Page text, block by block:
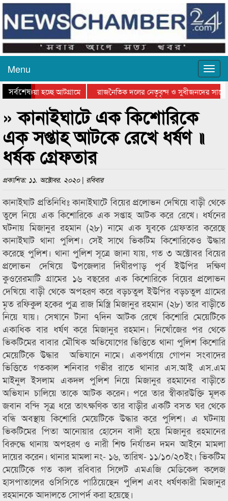
Menu
সর্বশেষ
যাওয়া হচ্ছে আটগ্রামে
রাজনৈতিক দলের নেতৃবৃন্দ ও সুধীজনদের সাথে
পুরস্কার বিতরণ সম্পন্ন
সিলেটে বাংলাদেশ গ্রুপ থিয়েটার
» কানাইঘাটে এক কিশোরিকে
এক সপ্তাহ আটকে রেখে ধর্ষণ ॥
ধর্ষক গ্রেফতার
প্রকাশিত: ১১. অক্টোবর. ২০২০ | রবিবার
কানাইঘাট প্রতিনিধিঃ কানাইঘাটে বিয়ের প্রলোভন দেখিয়ে বাড়ী থেকে
তুলে নিয়ে এক কিশোরিকে এক সপ্তাহ আটক করে রেখে। ধর্ষনের
ঘটনায় মিজানুর রহমান (২৮) নামে এক যুবকে গ্রেফতার করেছে
কানাইঘাট থানা পুলিশ। সেই সাথে ভিকটিম কিশোরিকেও উদ্ধার
করেছে পুলিশ। থানা পুলিশ সূত্রে জানা যায়, গত ৩ অক্টোবর বিয়ের
প্রলোভন দেখিয়ে উপজেলার দিঘীরপাড় পূর্ব ইউপির দক্ষিণ
কুওরেরমাটি গ্রামের ১৬ বছরের এক কিশোরিকে বিয়ের প্রলোভন
দেখিয়ে বাড়ী থেকে অপহরণ করে বড়চতুল ইউপির বড়চতুল গ্রামের
মৃত রফিকুল হকের পুত্র রাজ মিস্ত্রি মিজানুর রহমান (২৮) তার বাড়ীতে
নিয়ে যায়। সেখানে টানা ৭দিন আটক রেখে কিশোরি মেয়েটিকে
একাধিক বার ধর্ষণ করে মিজানুর রহমান। নিখোঁজের পর থেকে
ভিকটিমের বাবার মৌখিক অভিযোগের ভিত্তিতে থানা পুলিশ কিশোরি
মেয়েটিকে উদ্ধার অভিযানে নামে। একপর্যায়ে গোপন সংবাদের
ভিত্তিতে গতকাল শনিবার গভীর রাতে থানার এস.আই এস.এম
মাইনুল ইসলাম একদল পুলিশ নিয়ে মিজানুর রহমানের বাড়ীতে
অভিযান চালিয়ে তাকে আটক করেন। পরে তার স্বীকারউক্তি মূলক
জবান বন্দি সূত্র ধরে তাৎক্ষণিক তার বাড়ীর একটি বসত ঘর থেকে
বন্ধি অবস্থায় কিশোরি মেয়েটিকে উদ্ধার করে পুলিশ। এ ঘটনায়
ভিকটিমের পিতা আনোয়ার হোসেন বাদী হয়ে মিজানুর রহমানের
বিরুদ্ধে থানায় অপহরণ ও নারী শিশু নির্যাতন দমন আইনে মামলা
দায়ের করেন। থানার মামলা নং- ১৬, তারিখ- ১১/১০/২০ইং। ভিকটিম
মেয়েটিকে গত কাল রবিবার সিলেট এমএজি মেডিকেল কলেজ
হাসপাতালের ওসিসিতে পাঠিয়েছেন পুলিশ এবং ধর্ষণকারী মিজানুর
রহমানকে আদালতে সোপর্দ করা হয়েছে।